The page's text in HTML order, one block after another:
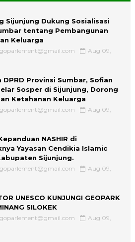
Sijunjung Dukung Sosialisasi
tentang Pembangunan
Keluarga
Aug 09,
Provinsi Sumbar, Sofian
Sosper di Sijunjung, Dorong
Ketahanan Keluarga
Aug 09,
NASHIR di
Yayasan Cendikia Islamic
Sijunjung.
Aug 09,
UNESCO KUNJUNGI GEOPARK
SILOKEK
Aug 09,